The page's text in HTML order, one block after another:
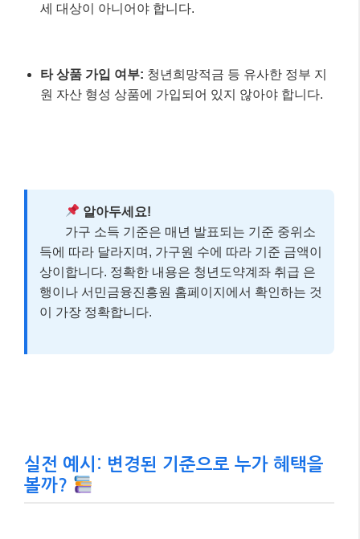
세 대상이 아니어야 합니다.
타 상품 가입 여부: 청년희망적금 등 유사한 정부 지
원 자산 형성 상품에 가입되어 있지 않아야 합니다.
알아두세요!
가구 소득 기준은 매년 발표되는 기준 중위소
득에 따라 달라지며, 가구원 수에 따라 기준 금액이
상이합니다. 정확한 내용은 청년도약계좌 취급 은
행이나 서민금융진흥원 홈페이지에서 확인하는 것
이 가장 정확합니다.
실전 예시: 변경된 기준으로 누가 혜택을
볼까?